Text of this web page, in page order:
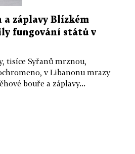
a záplavy Blízkém
fungování států v
tisíce Syřanů mrznou,
v Libanonu mrazy
bouře a záplavy...